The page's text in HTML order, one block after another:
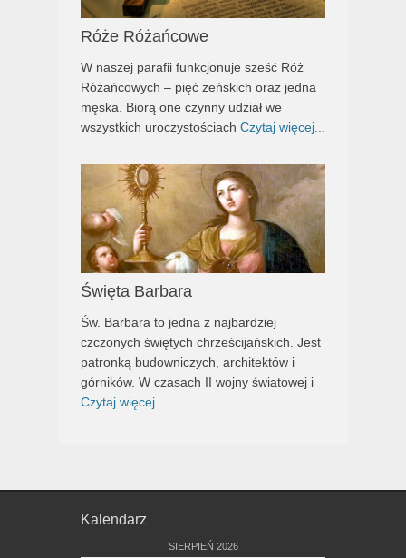
Róże Różańcowe
W naszej parafii funkcjonuje sześć Róż
Różańcowych – pięć żeńskich oraz jedna
męska. Biorą one czynny udział we
wszystkich uroczystościach Czytaj więcej...
Święta Barbara
Św. Barbara to jedna z najbardziej
czczonych świętych chrześcijańskich. Jest
patronką budowniczych, architektów i
górników. W czasach II wojny światowej i
Czytaj więcej...
Kalendarz
SIERPIEŃ 2026